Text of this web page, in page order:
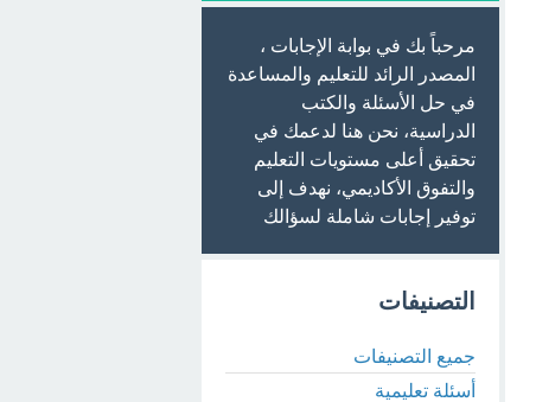
مرحباً بك في بوابة الإجابات ،
المصدر الرائد للتعليم والمساعدة
في حل الأسئلة والكتب
الدراسية، نحن هنا لدعمك في
تحقيق أعلى مستويات التعليم
والتفوق الأكاديمي، نهدف إلى
توفير إجابات شاملة لسؤالك
التصنيفات
جميع التصنيفات
أسئلة تعليمية